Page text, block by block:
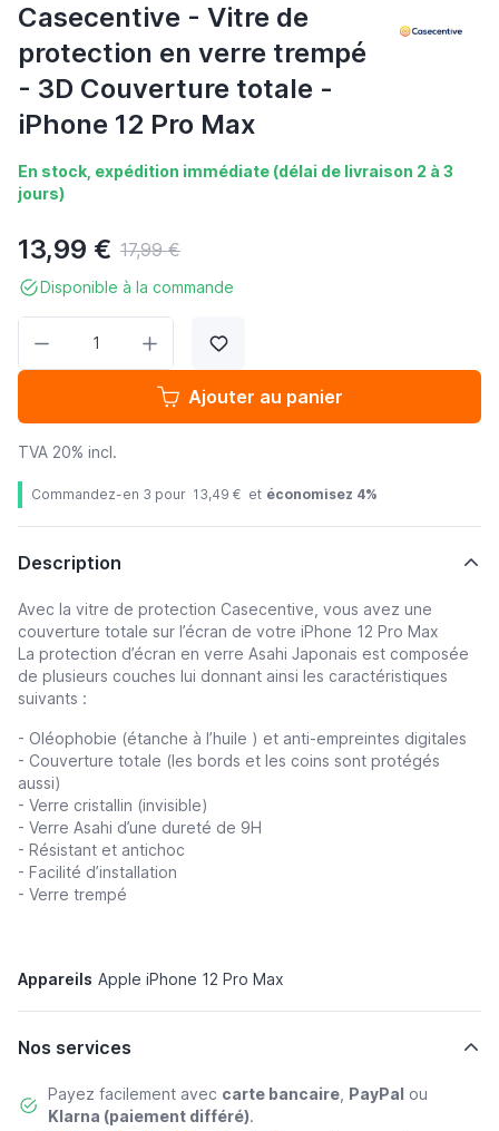
Casecentive - Vitre de
protection en verre trempé
- 3D Couverture totale -
iPhone 12 Pro Max
En stock, expédition immédiate (délai de livraison 2 à 3
jours)
13,99 € 17,99 €
Disponible à la commande
Ajouter au panier
TVA 20% incl.
Commandez-en 3 pour 13,49 € et économisez 4%
Description
Avec la vitre de protection Casecentive, vous avez une
couverture totale sur l’écran de votre iPhone 12 Pro Max
La protection d’écran en verre Asahi Japonais est composée
de plusieurs couches lui donnant ainsi les caractéristiques
suivants :
- Oléophobie (étanche à l’huile ) et anti-empreintes digitales
- Couverture totale (les bords et les coins sont protégés
aussi)
- Verre cristallin (invisible)
- Verre Asahi d’une dureté de 9H
- Résistant et antichoc
- Facilité d’installation
- Verre trempé
Appareils Apple iPhone 12 Pro Max
Nos services
Payez facilement avec carte bancaire, PayPal ou
Klarna (paiement différé).